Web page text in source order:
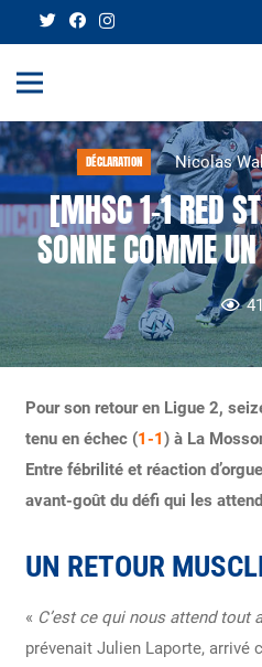
DÉCLARATION Nicolas
[MHSC 1-1 RED
SONNE COMME
Pour son retour en Ligue 2,
tenu en échec (1-1) à La
Entre fébrilité et réaction
avant-goût du défi qui les
UN RETOUR
« C’est ce qui nous attend tout
prévenait Julien Laporte, arrivé